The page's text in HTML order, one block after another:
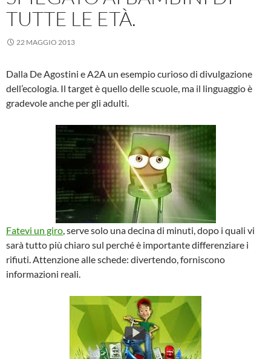
TUTTE LE ETÀ.
22 MAGGIO 2013
Dalla De Agostini e A2A un esempio curioso di divulgazione
dell’ecologia. Il target è quello delle scuole, ma il linguaggio è
gradevole anche per gli adulti.
Fatevi un giro, serve solo una decina di minuti, dopo i quali vi
sarà tutto più chiaro sul perché è importante differenziare i
rifiuti. Attenzione alle schede: divertendo, forniscono
informazioni reali.